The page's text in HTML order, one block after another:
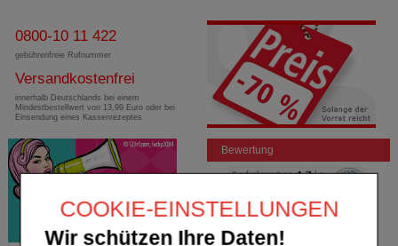
COOKIE-EINSTELLUNGEN
Wir schützen Ihre Daten!
0800-10 11 422
gebührenfreie Rufnummer
Versandkostenfrei
innerhalb Deutschlands bei einem
Mindestbestellwert von 13,99 Euro oder bei
Einsendung eines Kassenrezeptes
Bewertung